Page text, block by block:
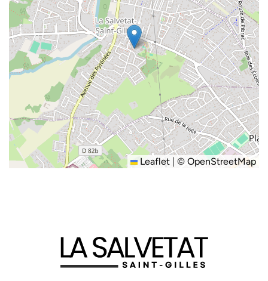
Leaflet © OpenStreetMap